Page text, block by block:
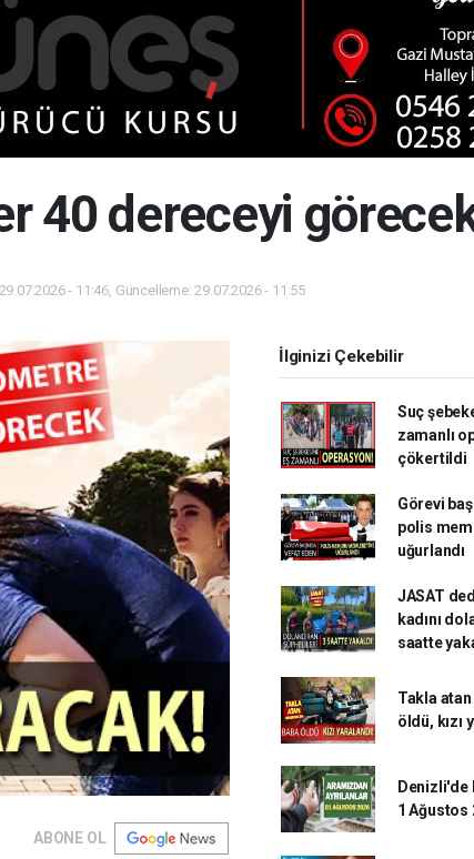
40 dereceyi
- 11:46, Güncelleme: 29.07.2026 - 11:55
ABONE OL
İlginizi Çekebilir
Suç
zamanlı
çökertildi
Görevi
polis
uğurlandı
JASAT
kadını
saatte
Takla
öldü, kızı
Denizli'de
1 Ağustos